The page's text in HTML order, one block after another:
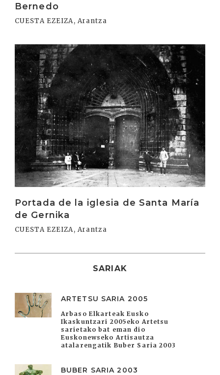
Bernedo
CUESTA EZEIZA, Arantza
Portada de la iglesia de Santa María
de Gernika
CUESTA EZEIZA, Arantza
Irakurri
SARIAK
ARTETSU SARIA 2005
Arbaso Elkarteak Eusko
Ikaskuntzari 2005eko Artetsu
sarietako bat eman dio
Euskonewseko Artisautza
atalarengatik Buber Saria 2003
BUBER SARIA 2003